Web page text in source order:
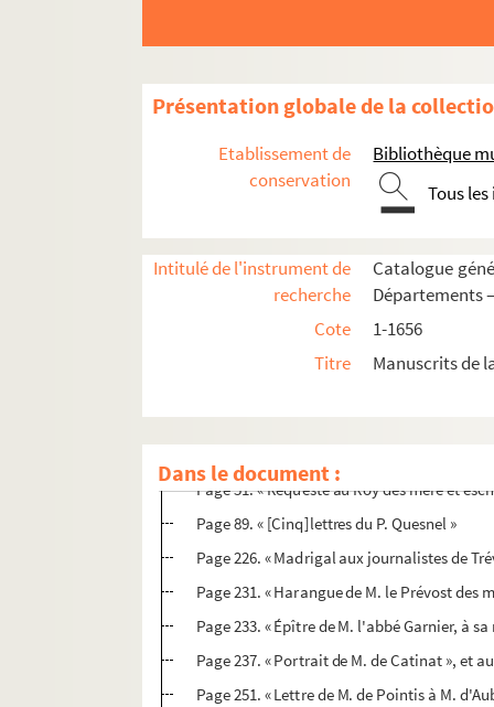
Présentation globale de la
Etablissement de
conservation
Bibliothèque
Tous
Intitulé de l'instrument de
recherche
Catalogue
Départements
Cote
1-1656
Titre
Manuscrits de
Dans le document :
1495-1503. Manuscrits de Haitze, ou
1510-1575. Mélanges de jurisprudence, de
1576-1580. « Arceriana, seu fasciculus
1581. Table des cinq volumes de l'Arceriana.
1582. Mélanges d'histoire et de littérature
Page 1. « Pasquini et Marphorii curiosae
Page 35. « Lettre de M. Conrard à M
Page 51. « Requeste au Roy des mère et
Page 89. « [Cinq]lettres du P. Quesnel »
Page 226. « Madrigal aux journalistes de
Page 231. « Harangue de M. le Prévost des
Page 233. « Épître de M. l'abbé Garnier, à
Page 237. « Portrait de M. de Catinat », et
Page 251. « Lettre de M. de Pointis à M.